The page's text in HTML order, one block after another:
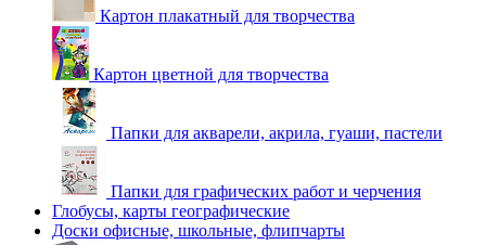
Картон плакатный для творчества
Картон цветной для творчества
Папки для акварели, акрила, гуаши, пастели
Папки для графических работ и черчения
Глобусы, карты географические
Доски офисные, школьные, флипчарты